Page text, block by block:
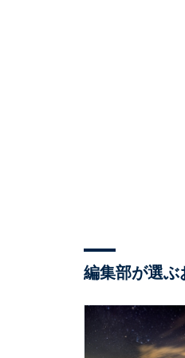
編集部が選ぶ